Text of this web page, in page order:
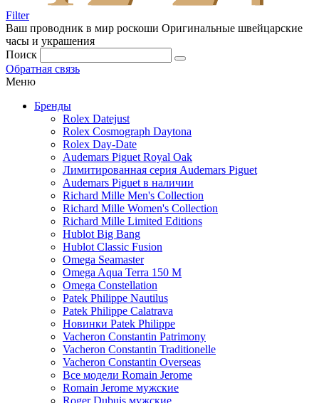
Filter
Ваш проводник в мир роскоши Оригинальные швейцарские
часы и украшения
Поиск
Обратная связь
Меню
Бренды
Rolex Datejust
Rolex Cosmograph Daytona
Rolex Day-Date
Audemars Piguet Royal Oak
Лимитированная серия Audemars Piguet
Audemars Piguet в наличии
Richard Mille Men's Collection
Richard Mille Women's Collection
Richard Mille Limited Editions
Hublot Big Bang
Hublot Classic Fusion
Omega Seamaster
Omega Aqua Terra 150 M
Omega Constellation
Patek Philippe Nautilus
Patek Philippe Calatrava
Новинки Patek Philippe
Vacheron Constantin Patrimony
Vacheron Constantin Traditionelle
Vacheron Constantin Overseas
Все модели Romain Jerome
Romain Jerome мужские